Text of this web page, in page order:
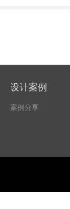
设计案例
案例分享